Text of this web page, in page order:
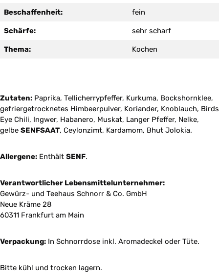
Beschaffenheit: fein
Schärfe: sehr scharf
Thema: Kochen
Zutaten: Paprika, Tellicherrypfeffer, Kurkuma, Bockshornklee,
gefriergetrocknetes Himbeerpulver, Koriander, Knoblauch, Birds
Eye Chili, Ingwer, Habanero, Muskat, Langer Pfeffer, Nelke,
gelbe SENFSAAT, Ceylonzimt, Kardamom, Bhut Jolokia.
Allergene: Enthält SENF.
Verantwortlicher Lebensmittelunternehmer:
Gewürz- und Teehaus Schnorr & Co. GmbH
Neue Kräme 28
60311 Frankfurt am Main
Verpackung: In Schnorrdose inkl. Aromadeckel oder Tüte.
Bitte kühl und trocken lagern.